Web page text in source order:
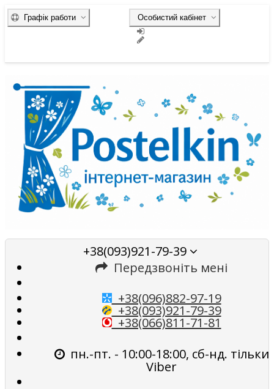
Особистий кабінет
Графік работи
+38(093)921-79-39
Передзвоніть мені
+38(096)882-97-19
+38(093)921-79-39
+38(066)811-71-81
пн.-пт. - 10:00-18:00, сб-нд. тільки
Viber